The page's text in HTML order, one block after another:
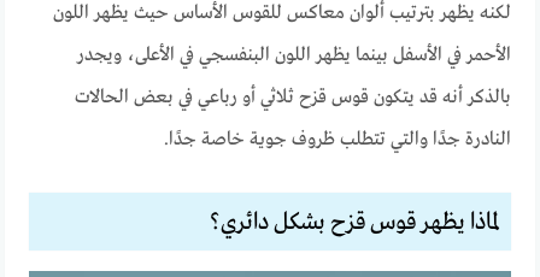
لكنه يظهر بترتيب ألوان معاكس للقوس الأساس حيث يظهر اللون
الأحمر في الأسفل بينما يظهر اللون البنفسجي في الأعلى،ويجدر
بالذكر أنه قد يتكون قوس قزح ثلاثي أو رباعي في بعض الحالات
النادرة جدًا والتي تتطلب ظروف جوية خاصة جدًا.
لماذا يظهر قوس قزح بشكل دائري؟